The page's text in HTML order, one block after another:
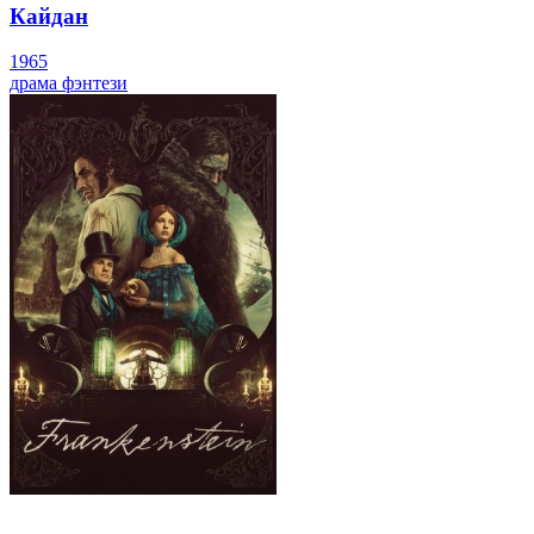
Кайдан
1965
драма фэнтези